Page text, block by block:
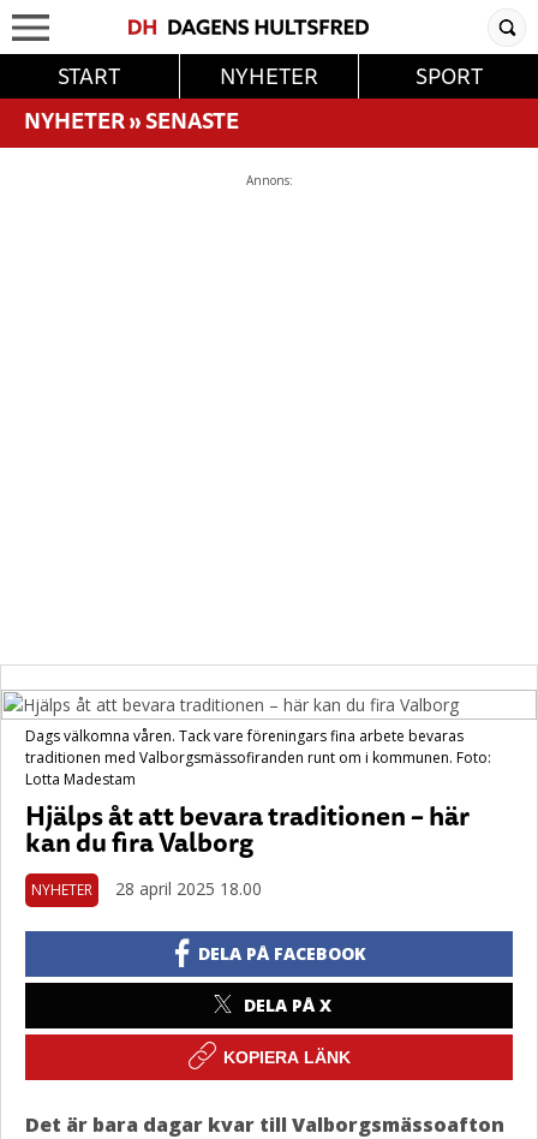
START NYHETER
SPORT
NYHETER»SENASTE
Annons:
Dags välkomna våren. Tack vare föreningars fina arbete bevaras
traditionen med Valborgsmässofiranden runt om i kommunen. Foto:
Lotta Madestam
Hjälps åt att bevara traditionen – här
kan du fira Valborg
NYHETER 28 april 2025 18.00
DELA PÅ FACEBOOK
DELA PÅ X
KOPIERA LÄNK
Det är bara dagar kvar till Valborgsmässoafton